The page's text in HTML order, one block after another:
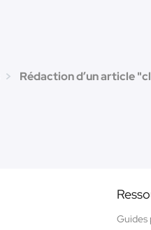
Rédaction d’un article
Guides